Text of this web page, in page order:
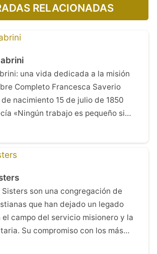
RELACIONADAS
una vida dedicada a la misión
Completo Francesca Saverio
nacimiento 15 de julio de 1850
«Ningún trabajo es pequeño si…
son una congregación de
que han dejado un legado
campo del servicio misionero y la
Su compromiso con los más…